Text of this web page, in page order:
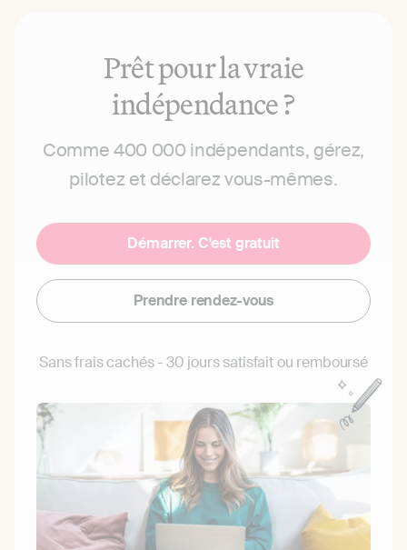
Prêt pour la vraie
indépendance ?
Comme 400 000 indépendants, gérez,
pilotez et déclarez vous-mêmes.
Démarrer. C'est gratuit
Prendre rendez-vous
Sans frais cachés - 30 jours satisfait ou remboursé